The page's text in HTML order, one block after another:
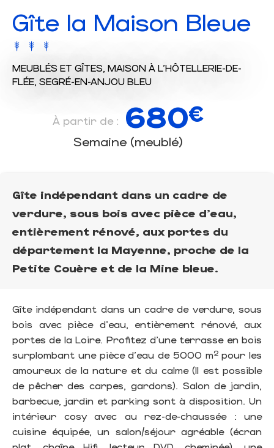
Gîte la Maison Bleue
MEUBLÉS ET GÎTES, MAISON À L'HÔTELLERIE-DE-
FLÉE, SEGRÉ-EN-ANJOU BLEU
À partir de : 680€
Semaine (meublé)
Gîte indépendant dans un cadre de
verdure, sous bois avec pièce d'eau,
entièrement rénové, aux portes du
département la Mayenne, proche de la
Petite Couère et de la Mine bleue.
Gîte indépendant dans un cadre de verdure, sous
bois avec pièce d'eau, entièrement rénové, aux
portes de la Loire. Profitez d'une terrasse en bois
surplombant une pièce d'eau de 5000 m² pour les
amoureux de la nature et du calme (Il est possible
de pêcher des carpes, gardons). Salon de jardin,
barbecue, jardin et parking sont à disposition. Un
intérieur cosy avec au rez-de-chaussée : une
cuisine équipée, un salon/séjour agréable (écran